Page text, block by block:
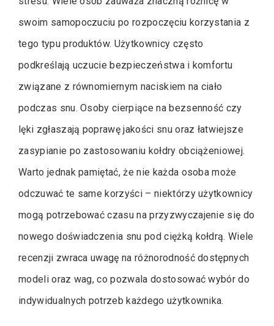
swoim samopoczuciu po rozpoczęciu korzystania z
tego typu produktów. Użytkownicy często
podkreślają uczucie bezpieczeństwa i komfortu
związane z równomiernym naciskiem na ciało
podczas snu. Osoby cierpiące na bezsenność czy
lęki zgłaszają poprawę jakości snu oraz łatwiejsze
zasypianie po zastosowaniu kołdry obciążeniowej.
Warto jednak pamiętać, że nie każda osoba może
odczuwać te same korzyści – niektórzy użytkownicy
mogą potrzebować czasu na przyzwyczajenie się do
nowego doświadczenia snu pod ciężką kołdrą. Wiele
recenzji zwraca uwagę na różnorodność dostępnych
modeli oraz wag, co pozwala dostosować wybór do
indywidualnych potrzeb każdego użytkownika.